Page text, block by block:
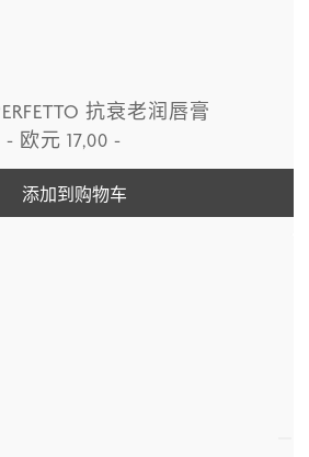
抗衰老润唇膏
- 欧元 17,00 -
添加到购物车